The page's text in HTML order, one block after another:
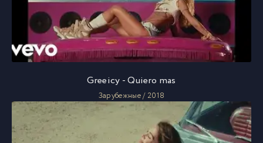
Greeicy - Quiero mas
Зарубежные / 2018